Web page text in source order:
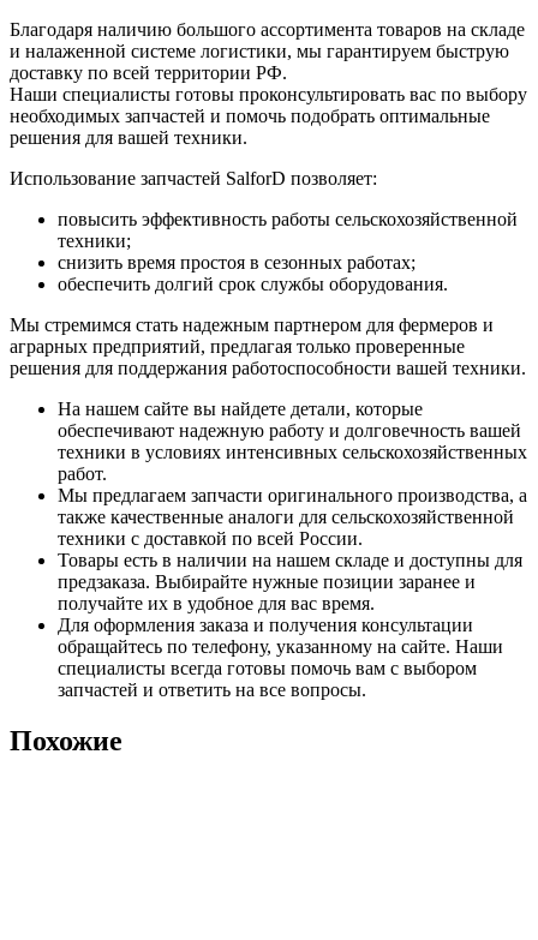
Благодаря наличию большого ассортимента товаров на складе
и налаженной системе логистики, мы гарантируем быструю
доставку по всей территории РФ.
Наши специалисты готовы проконсультировать вас по выбору
необходимых запчастей и помочь подобрать оптимальные
решения для вашей техники.
Использование запчастей SalforD позволяет:
повысить эффективность работы сельскохозяйственной
техники;
снизить время простоя в сезонных работах;
обеспечить долгий срок службы оборудования.
Мы стремимся стать надежным партнером для фермеров и
аграрных предприятий, предлагая только проверенные
решения для поддержания работоспособности вашей техники.
На нашем сайте вы найдете детали, которые
обеспечивают надежную работу и долговечность вашей
техники в условиях интенсивных сельскохозяйственных
работ.
Мы предлагаем запчасти оригинального производства, а
также качественные аналоги для сельскохозяйственной
техники с доставкой по всей России.
Товары есть в наличии на нашем складе и доступны для
предзаказа. Выбирайте нужные позиции заранее и
получайте их в удобное для вас время.
Для оформления заказа и получения консультации
обращайтесь по телефону, указанному на сайте. Наши
специалисты всегда готовы помочь вам с выбором
запчастей и ответить на все вопросы.
Похожие